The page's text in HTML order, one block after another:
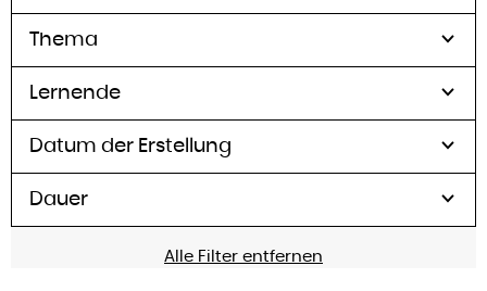
Thema
Lernende
Datum der Erstellung
Dauer
Alle Filter entfernen